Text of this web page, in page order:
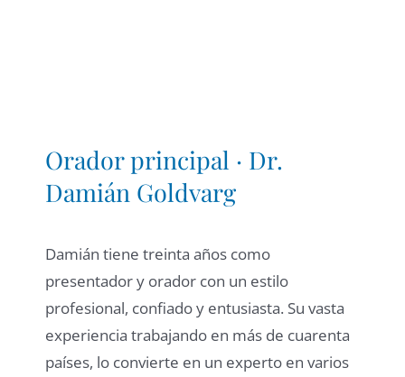
Orador principal · Dr.
Damián Goldvarg
Damián tiene treinta años como
presentador y orador con un estilo
profesional, confiado y entusiasta. Su vasta
experiencia trabajando en más de cuarenta
países, lo convierte en un experto en varios